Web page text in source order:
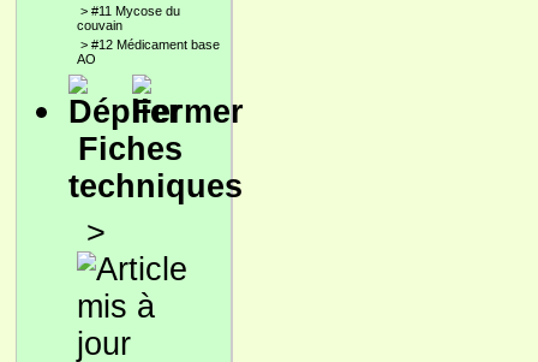
> #11 Mycose du
couvain
> #12 Médicament base
AO
Fiches
techniques
>